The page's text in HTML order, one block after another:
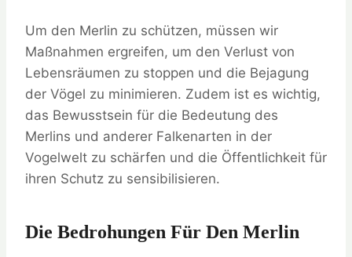
Um den Merlin zu schützen, müssen wir
Maßnahmen ergreifen, um den Verlust von
Lebensräumen zu stoppen und die Bejagung
der Vögel zu minimieren. Zudem ist es wichtig,
das Bewusstsein für die Bedeutung des
Merlins und anderer Falkenarten in der
Vogelwelt zu schärfen und die Öffentlichkeit für
ihren Schutz zu sensibilisieren.
Die Bedrohungen Für Den Merlin